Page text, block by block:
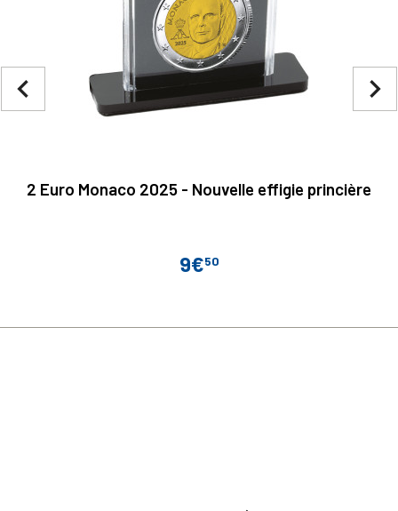
2 Euro Monaco 2025 - Nouvelle effigie princière
Prix
9€50
navigate_next
navigate_before